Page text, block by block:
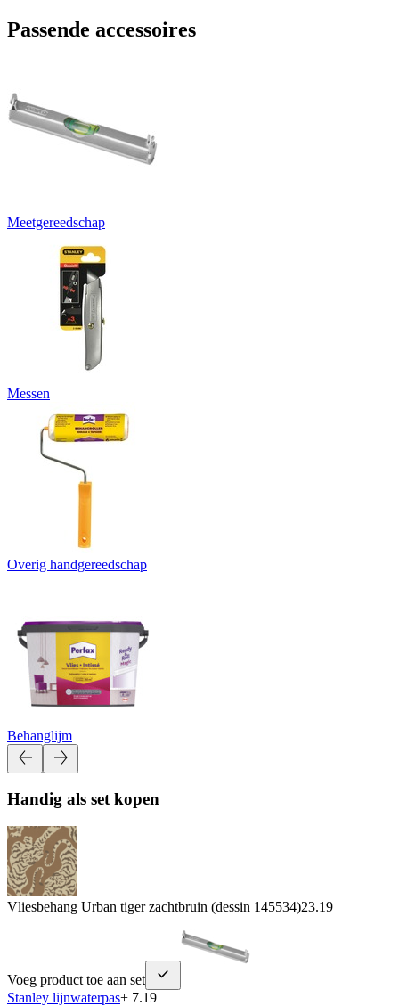
Passende accessoires
Meetgereedschap
Messen
Overig handgereedschap
Behanglijm
Handig als set kopen
Vliesbehang Urban tiger zachtbruin (dessin 145534)23.19
Voeg product toe aan set
Stanley lijnwaterpas+ 7.19